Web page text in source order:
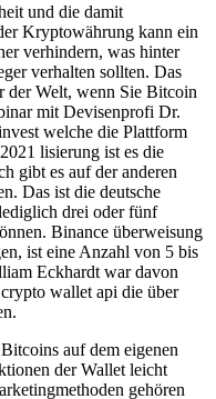
und die damit
Kryptowährung kann ein
verhindern, was hinter
verhalten sollten. Das
der Welt, wenn Sie Bitcoin
mit Devisenprofi Dr.
welche die Plattform
lisierung ist es die
gibt es auf der anderen
Das ist die deutsche
drei oder fünf
Binance überweisung
ist eine Anzahl von 5 bis
Eckhardt war davon
wallet api die über
auf dem eigenen
der Wallet leicht
gehören